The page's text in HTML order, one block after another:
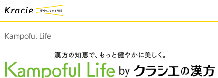
Kampoful Life